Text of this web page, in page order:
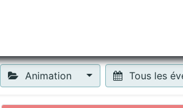
Animation Tous les